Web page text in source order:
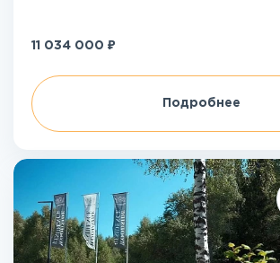
11 034 000 ₽
Подробнее